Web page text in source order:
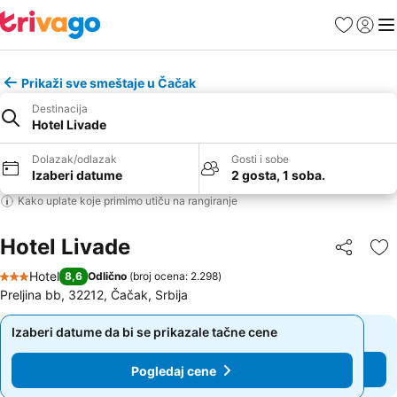
FavoritiPrijavi
Prikaži sve smeštaje u Čačak
Destinacija
Hotel Livade
Dolazak/odlazak
Izaberi datume
Gosti i sobe
2 gosta, 1 soba.
Kako uplate koje primimo utiču na rangiranje
Hotel Livade Deli
3 Zvezdice
Hotel 8,6 Odlično (broj ocena: 2.298)
Preljina bb, 32212, Čačak, Srbija
Izaberi datume da bi se prikazale tačne cene
Pogledaj cene
Izaberi datume da bi se prikazale tačne cene
Pogledaj cene